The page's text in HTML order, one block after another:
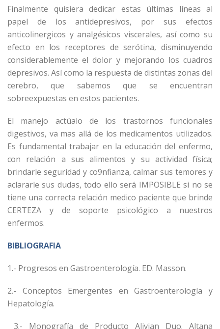
Finalmente quisiera dedicar estas últimas líneas al
papel de los antidepresivos, por sus efectos
anticolinergicos y analgésicos viscerales, así como su
efecto en los receptores de serótina, disminuyendo
considerablemente el dolor y mejorando los cuadros
depresivos. Así como la respuesta de distintas zonas del
cerebro, que sabemos que se encuentran
sobreexpuestas en estos pacientes.
El manejo actúalo de los trastornos funcionales
digestivos, va mas allá de los medicamentos utilizados.
Es fundamental trabajar en la educación del enfermo,
con relación a sus alimentos y su actividad física;
brindarle seguridad y co9nfianza, calmar sus temores y
aclararle sus dudas, todo ello será IMPOSIBLE si no se
tiene una correcta relación medico paciente que brinde
CERTEZA y de soporte psicológico a nuestros
enfermos.
BIBLIOGRAFIA
1.- Progresos en Gastroenterología. ED. Masson.
2.- Conceptos Emergentes en Gastroenterología y
Hepatología.
3.- Monografía de Producto Alivian Duo. Altana